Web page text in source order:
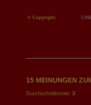
© Copyright:
15 MEINUNGEN
Durchschnittsnote: 3